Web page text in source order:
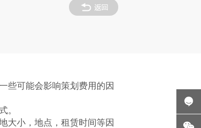
些可能会影响策划费用的因
。
大小，地点，租赁时间等因